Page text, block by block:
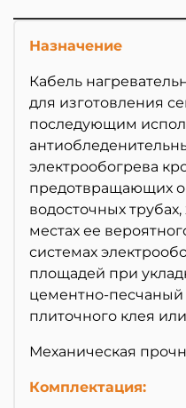
Назначение
Кабель
для изготовления
последующим
электрообогрева
предотвращающих
водосточных
местах ее
системах
площадей при
цементно-песчаный
плиточного клея
Механическая
Комплектация: